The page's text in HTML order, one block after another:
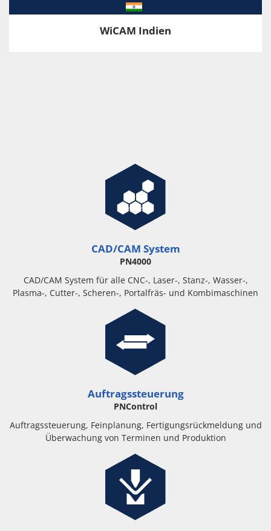
WiCAM Indien
CAD/CAM System
PN4000
CAD/CAM System für alle CNC-, Laser-, Stanz-, Wasser-,
Plasma-, Cutter-, Scheren-, Portalfräs- und Kombimaschinen
Auftragssteuerung
PNControl
Auftragssteuerung, Feinplanung, Fertigungsrückmeldung und
Überwachung von Terminen und Produktion